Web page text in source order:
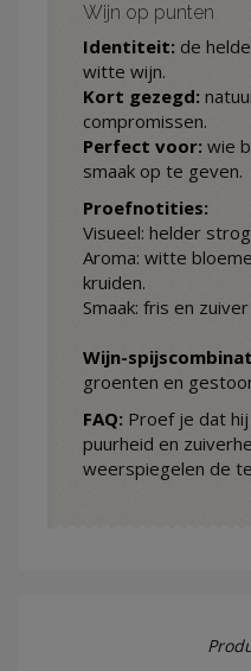
Wijn op punten
Identiteit: de
witte wijn.
Kort gezegd:
compromissen.
Perfect voor: wie
smaak op te geven.
Proefnotities:
Visueel: helder
Aroma: witte
kruiden.
Smaak: fris en
Wijn-
groenten en
FAQ: Proef je dat
puurheid en
weerspiegelen de